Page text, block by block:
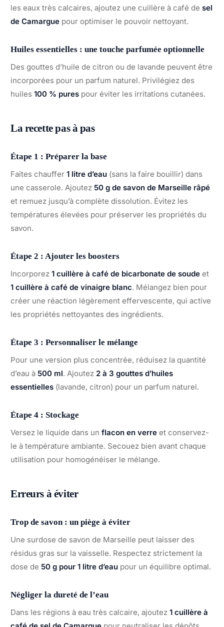
les eaux très calcaires, ajoutez une cuillère à café de sel
de Camargue pour optimiser le pouvoir nettoyant.
Huiles essentielles : une touche parfumée optionnelle
Des gouttes d’huile de citron ou de lavande peuvent être
incorporées pour un parfum naturel. Privilégiez des
huiles 100 % pures pour éviter les irritations cutanées.
La recette pas à pas
Étape 1 : Préparer la base
Faites chauffer 1 litre d’eau (sans la faire bouillir) dans
une casserole. Ajoutez 50 g de savon de Marseille râpé
et remuez jusqu’à complète dissolution. Évitez les
températures élevées pour préserver les propriétés du
savon.
Étape 2 : Ajouter les boosters
Incorporez 1 cuillère à café de bicarbonate de soude et
1 cuillère à café de vinaigre blanc. Mélangez bien pour
créer une réaction légèrement effervescente, qui active
les propriétés nettoyantes des ingrédients.
Étape 3 : Personnaliser le mélange
Pour une version plus concentrée, réduisez la quantité
d’eau à 500 ml. Ajoutez 2 à 3 gouttes d’huiles
essentielles (lavande, citron) pour un parfum naturel.
Étape 4 : Stockage
Versez le liquide dans un flacon en verre et conservez-
le à température ambiante. Secouez bien avant chaque
utilisation pour homogénéiser le mélange.
Erreurs à éviter
Trop de savon : un piège à éviter
Une surdose de savon de Marseille peut laisser des
résidus gras sur la vaisselle. Respectez strictement la
dose de 50 g pour 1 litre d’eau pour un équilibre optimal.
Négliger la dureté de l’eau
Dans les régions à eau très calcaire, ajoutez 1 cuillère à